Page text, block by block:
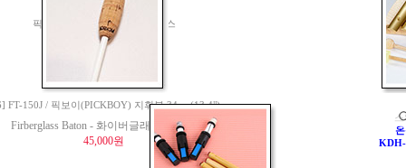
픽보이(PICKBOY)지휘봉 케이스
HC-90(38cm; 15"지휘봉)
150,000원
FT-150J / 픽보이(PICKBOY) 지휘봉 34cm(13.4")
Firberglass Baton - 화이버글래스 지휘봉
45,000원
KDH-